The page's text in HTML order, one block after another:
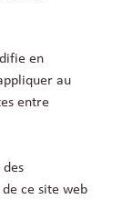
en
au
entre
ce site web